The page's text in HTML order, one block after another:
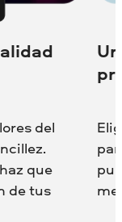
del
que
de tus